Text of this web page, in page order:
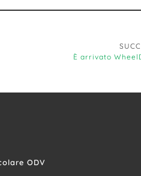
È arrivato
ODV